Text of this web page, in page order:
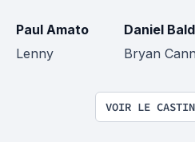
Paul Amato
Lenny
Daniel
Bryan
VOIR LE